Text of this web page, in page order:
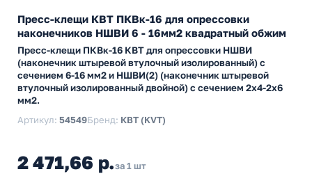
Пресс-клещи КВТ ПКВк-16 для опрессовки
наконечников НШВИ 6 - 16мм2 квадратный обжим
Пресс-клещи ПКВк-16 КВТ для опрессовки НШВИ
(наконечник штыревой втулочный изолированный) с
сечением 6-16 мм2 и НШВИ(2) (наконечник штыревой
втулочный изолированный двойной) с сечением 2х4-2х6
мм2.
Артикул: 54549Бренд: КВТ (KVT)
2 471,66 р.за 1 шт